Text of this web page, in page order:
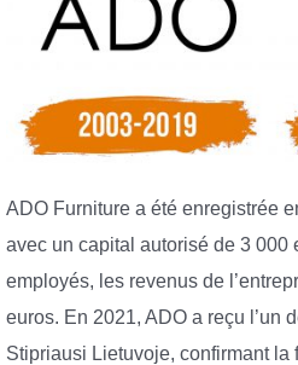
ADO Furniture a été enregistrée
avec un capital autorisé de 3 000
employés, les revenus de
euros. En 2021, ADO a reçu l’un
Stipriausi Lietuvoje, confirmant la